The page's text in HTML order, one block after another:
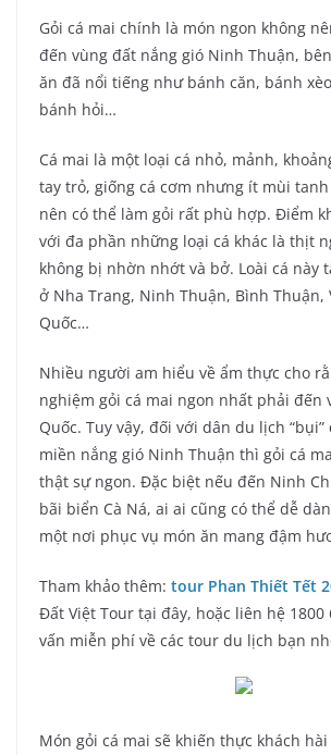
Gỏi cá mai chính là món ngon không
đến vùng đất nắng gió Ninh Thuận,
ăn đã nổi tiếng như bánh căn, bánh
bánh hỏi…
Cá mai là một loại cá nhỏ, mảnh,
tay trỏ, giống cá cơm nhưng ít mùi
nên có thể làm gỏi rất phù hợp. Điểm
với đa phần những loại cá khác là thịt
không bị nhờn nhớt và bở. Loài cá này
ở Nha Trang, Ninh Thuận, Bình Thuận,
Quốc…
Nhiều người am hiểu về ẩm thực cho
nghiệm gỏi cá mai ngon nhất phải đến
Quốc. Tuy vậy, đối với dân du lịch
miền nắng gió Ninh Thuận thì gỏi cá
thật sự ngon. Đặc biệt nếu đến Ninh
bãi biển Cà Ná, ai ai cũng có thể dễ
một nơi phục vụ món ăn mang đậm
Tham khảo thêm: tour Phan Thiết Tết
Đất Việt Tour tại đây, hoặc liên hệ
vấn miễn phí về các tour du lịch bạn
Món gỏi cá mai sẽ khiến thực khách hài